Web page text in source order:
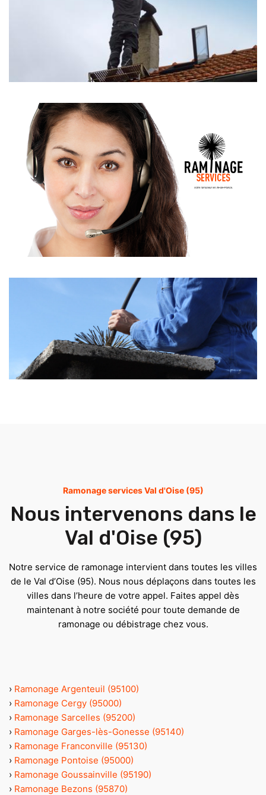
Ramonage services Val d'Oise (95)
Nous intervenons dans le
Val d'Oise (95)
Notre service de ramonage intervient dans toutes les villes
de le Val d’Oise (95). Nous nous déplaçons dans toutes les
villes dans l’heure de votre appel. Faites appel dès
maintenant à notre société pour toute demande de
ramonage ou débistrage chez vous.
› Ramonage Argenteuil (95100)
› Ramonage Cergy (95000)
› Ramonage Sarcelles (95200)
› Ramonage Garges-lès-Gonesse (95140)
› Ramonage Franconville (95130)
› Ramonage Pontoise (95000)
› Ramonage Goussainville (95190)
› Ramonage Bezons (95870)